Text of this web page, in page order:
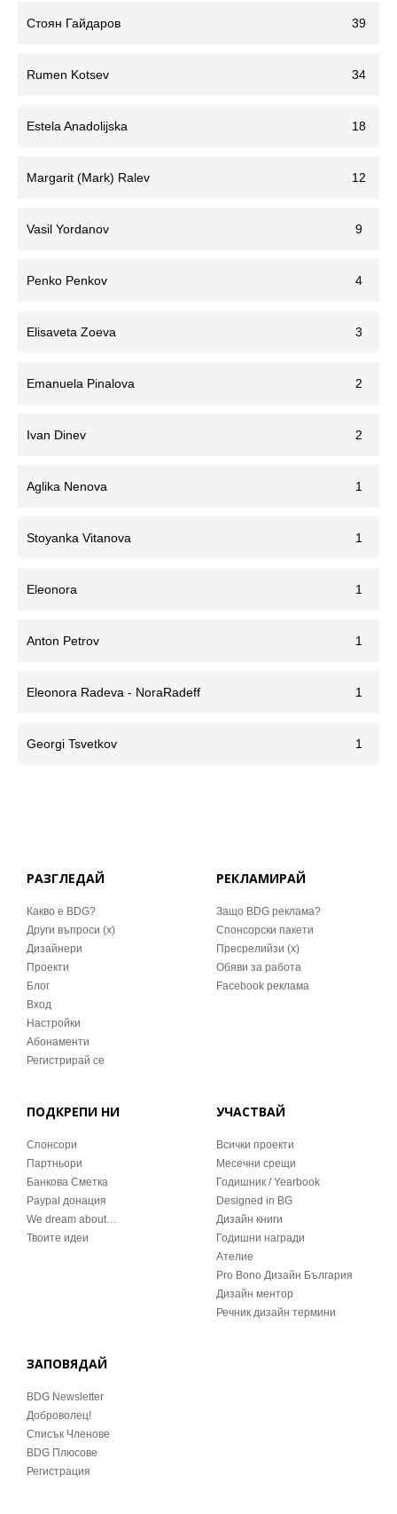
Стоян Гайдаров 39
Rumen Kotsev 34
Estela Anadolijska 18
Margarit (Mark) Ralev 12
Vasil Yordanov 9
Penko Penkov 4
Elisaveta Zoeva 3
Emanuela Pinalova 2
Ivan Dinev 2
Aglika Nenova 1
Stoyanka Vitanova 1
Eleonora 1
Anton Petrov 1
Eleonora Radeva - NoraRadeff 1
Georgi Tsvetkov 1
РАЗГЛЕДАЙ
Какво е BDG?
Други въпроси (x)
Дизайнери
Проекти
Блог
Вход
Настройки
Абонаменти
Регистрирай се
РЕКЛАМИРАЙ
Защо BDG реклама?
Спонсорски пакети
Пресрелийзи (x)
Обяви за работа
Facebook реклама
ПОДКРЕПИ НИ
Спонсори
Партньори
Банкова Сметка
Paypal донация
We dream about…
Твоите идеи
УЧАСТВАЙ
Всички проекти
Месечни срещи
Годишник / Yearbook
Designed in BG
Дизайн книги
Годишни награди
Ателие
Pro Bono Дизайн България
Дизайн ментор
Речник дизайн термини
ЗАПОВЯДАЙ
BDG Newsletter
Доброволец!
Списък Членове
BDG Плюсове
Регистрация